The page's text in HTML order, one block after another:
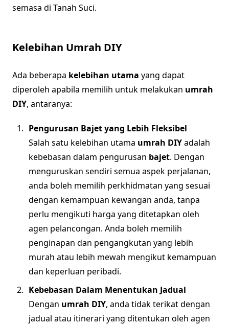
semasa di Tanah Suci.
Kelebihan Umrah DIY
Ada beberapa kelebihan utama yang dapat
diperoleh apabila memilih untuk melakukan umrah
DIY, antaranya:
Pengurusan Bajet yang Lebih Fleksibel
Salah satu kelebihan utama umrah DIYadalah
kebebasan dalam pengurusan bajet. Dengan
menguruskan sendiri semua aspek perjalanan,
anda boleh memilih perkhidmatan yang sesuai
dengan kemampuan kewangan anda, tanpa
perlu mengikuti harga yang ditetapkan oleh
agen pelancongan. Anda boleh memilih
penginapan dan pengangkutan yang lebih
murah atau lebih mewah mengikut kemampuan
dan keperluan peribadi.
Kebebasan Dalam Menentukan Jadual
Dengan umrah DIY, anda tidak terikat dengan
jadual atau itinerari yang ditentukan oleh agen